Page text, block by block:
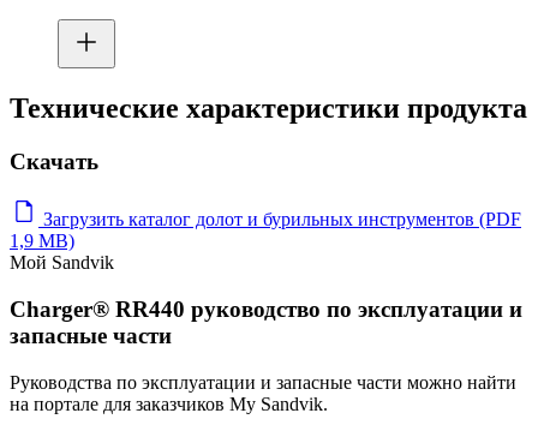
Технические характеристики продукта
Скачать
Загрузить каталог долот и бурильных инструментов (PDF
1,9 MB)
Мой Sandvik
Charger® RR440 руководство по эксплуатации и
запасные части
Руководства по эксплуатации и запасные части можно найти
на портале для заказчиков My Sandvik.